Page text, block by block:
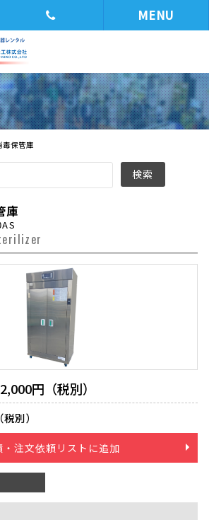
MENU
毒保管庫
庫
円（税別）
別）
・注文依頼リストに追加